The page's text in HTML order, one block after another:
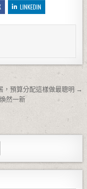
LINKEDIN
，預算分配這樣做最聰明 →
然一新